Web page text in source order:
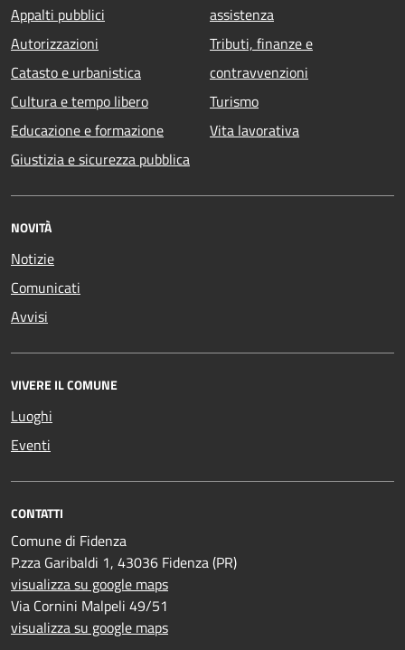
Appalti pubblici
Autorizzazioni
Catasto e urbanistica
Cultura e tempo libero
Educazione e formazione
Giustizia e sicurezza pubblica
assistenza
Tributi, finanze e
contravvenzioni
Turismo
Vita lavorativa
NOVITÀ
Notizie
Comunicati
Avvisi
VIVERE IL COMUNE
Luoghi
Eventi
CONTATTI
Comune di Fidenza
P.zza Garibaldi 1, 43036 Fidenza (PR)
visualizza su google maps
Via Cornini Malpeli 49/51
visualizza su google maps